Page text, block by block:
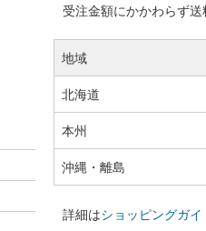
受注金額にかかわらず
地域
北海道
本州
沖縄・離島
詳細はショッピングガイ